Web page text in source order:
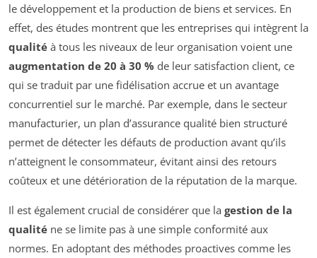
le développement et la production de biens et services. En
effet, des études montrent que les entreprises qui intègrent la
qualité à tous les niveaux de leur organisation voient une
augmentation de 20 à 30 % de leur satisfaction client, ce
qui se traduit par une fidélisation accrue et un avantage
concurrentiel sur le marché. Par exemple, dans le secteur
manufacturier, un plan d’assurance qualité bien structuré
permet de détecter les défauts de production avant qu’ils
n’atteignent le consommateur, évitant ainsi des retours
coûteux et une détérioration de la réputation de la marque.
Il est également crucial de considérer que la gestion de la
qualité ne se limite pas à une simple conformité aux
normes. En adoptant des méthodes proactives comme les